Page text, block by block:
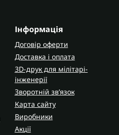
Інформація
Договір оферти
Доставка і оплата
3D-друк для мілітарі-
інженерії
Зворотній зв’язок
Карта сайту
Виробники
Акції